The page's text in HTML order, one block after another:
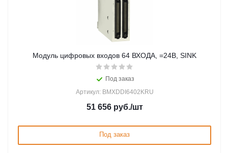
Модуль цифровых входов 64 ВХОДА, =24В, SINK
Под заказ
Артикул: BMXDDI6402KRU
51 656руб./шт
Под заказ